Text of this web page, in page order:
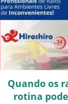
Quando os
rotina